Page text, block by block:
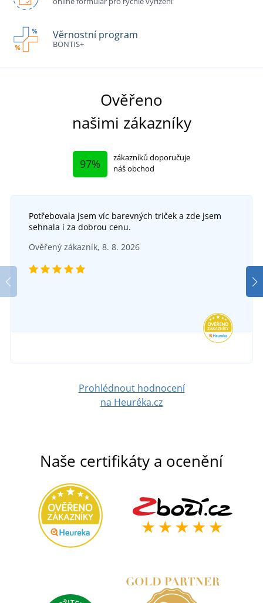
Věrnostní program
BONTIS+
Ověřeno
našimi zákazníky
97%
zákazníků doporučuje
náš obchod
Potřebovala jsem víc barevných triček a zde jsem
sehnala i za dobrou cenu.
Ověřený zákazník, 8. 8. 2026
Prohlédnout hodnocení
na Heuréka.cz
Naše certifikáty a ocenění